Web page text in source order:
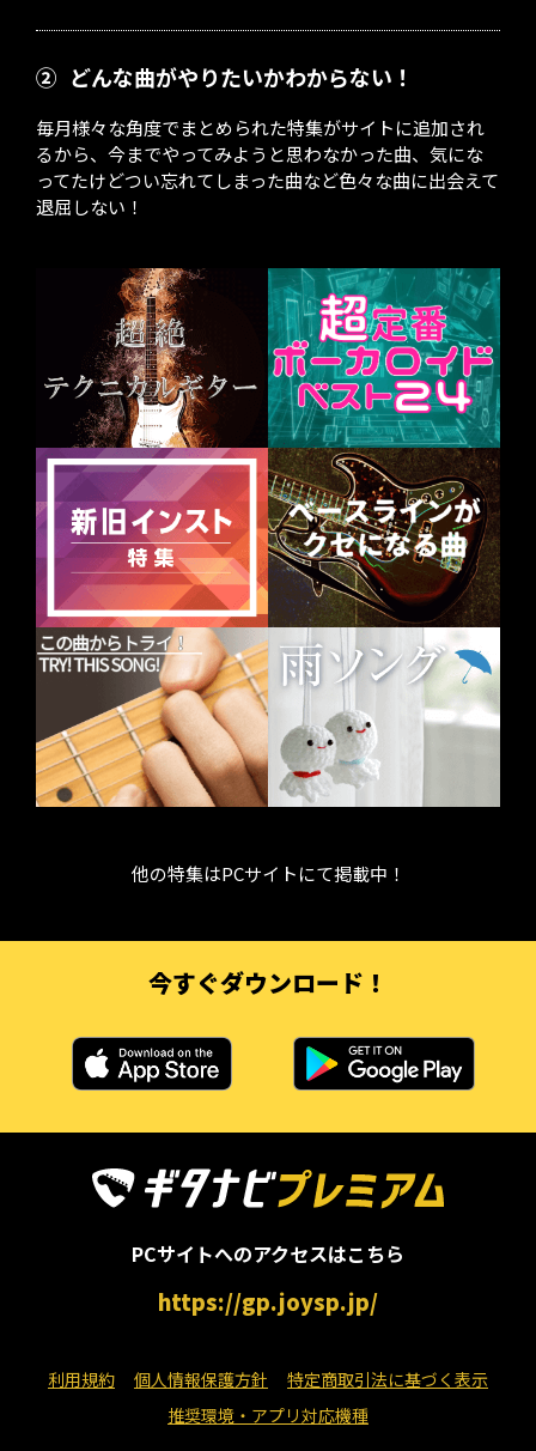
② どんな曲がやりたいかわからない！
毎月様々な角度でまとめられた特集がサイトに追加され
るから、今までやってみようと思わなかった曲、気にな
ってたけどつい忘れてしまった曲など色々な曲に出会えて
退屈しない！
他の特集はPCサイトにて掲載中！
今すぐダウンロード！
PCサイトへのアクセスはこちら
https://gp.joysp.jp/
利用規約 個人情報保護方針
特定商取引法に基づく表示
推奨環境・アプリ対応機種